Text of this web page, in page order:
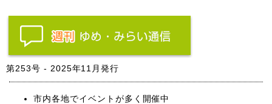
第253号 - 2025年11月発行
市内各地でイベントが多く開催中